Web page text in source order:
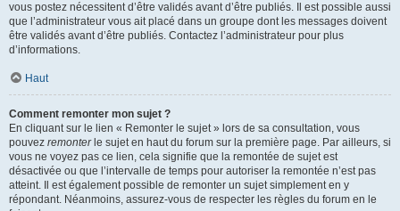
vous postez nécessitent d’être validés avant d’être publiés. Il est possible aussi
que l’administrateur vous ait placé dans un groupe dont les messages doivent
être validés avant d’être publiés. Contactez l’administrateur pour plus
d’informations.
Haut
Comment remonter mon sujet ?
En cliquant sur le lien « Remonter le sujet » lors de sa consultation, vous
pouvez remonterle sujet en haut du forum sur la première page. Par ailleurs, si
vous ne voyez pas ce lien, cela signifie que la remontée de sujet est
désactivée ou que l’intervalle de temps pour autoriser la remontée n’est pas
atteint. Il est également possible de remonter un sujet simplement en y
répondant. Néanmoins, assurez-vous de respecter les règles du forum en le